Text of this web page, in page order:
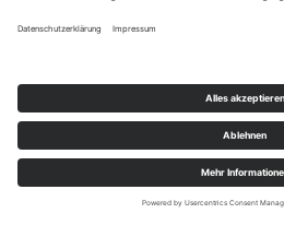
sie gehen? Wen
verschwinden, das heißt,
Reihen der verwöhnten
Pennerklasse in die
Mitglieder der